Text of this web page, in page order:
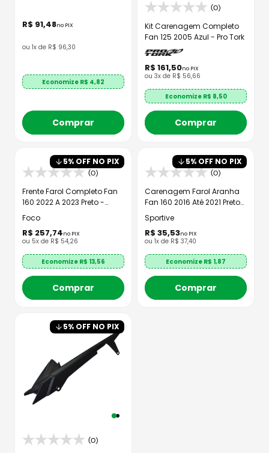
R$ 91,48no PIX
ou 1x de R$ 96,30
Economize R$ 4,82
Comprar
(0)
Kit Carenagem Completo
Fan 125 2005 Azul - Pro Tork
R$ 161,50no PIX
ou 3x de R$ 56,66
Economize R$ 8,50
Comprar
5% OFF NO PIX
(0)
Frente Farol Completo Fan
160 2022 A 2023 Preto -
Sportive
Foco
R$ 257,74no PIX
ou 5x de R$ 54,26
Economize R$ 13,56
Comprar
5% OFF NO PIX
(0)
Carenagem Farol Aranha
Fan 160 2016 Até 2021 Preto
Injetado
Sportive
R$ 35,53no PIX
ou 1x de R$ 37,40
Economize R$ 1,87
Comprar
5% OFF NO PIX
(0)